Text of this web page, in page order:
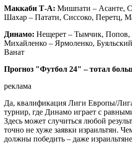
Маккаби Т-А: Мишпати – Асанте,
Шахар – Патати, Сиссоко, Перетц,
Динамо: Нещерет – Тымчик, Попов,
Михайленко – Ярмоленко,
Ванат
Прогноз "Футбол 24" – тотал
реклама
Да, квалификация Лиги Европы/
турнир, где Динамо играет с
Здесь может случиться любой
точно не хуже заявки израильтян.
должны победить – даже